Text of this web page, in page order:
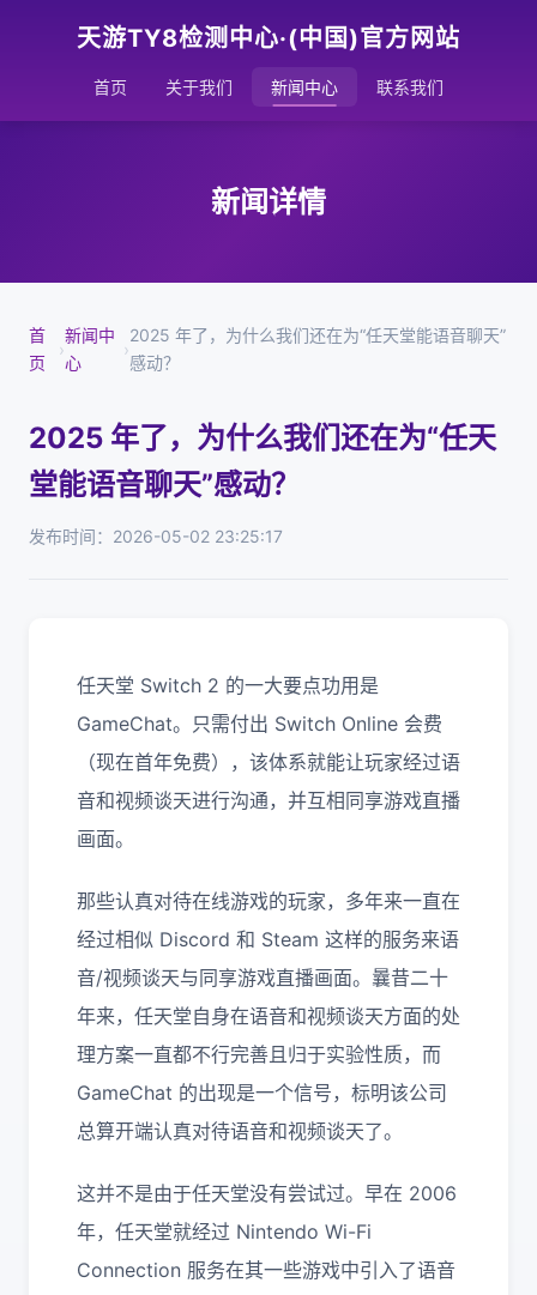
天游TY8检测中心·(中国)官方网站
首页 关于我们 新闻中心 联系我们
新闻详情
首
页
›
新闻中
心
›
2025 年了，为什么我们还在为“任天堂能语音聊天”
感动？
2025 年了，为什么我们还在为“任天
堂能语音聊天”感动？
发布时间：2026-05-02 23:25:17
任天堂 Switch 2 的一大要点功用是
GameChat。只需付出 Switch Online 会费
（现在首年免费），该体系就能让玩家经过语
音和视频谈天进行沟通，并互相同享游戏直播
画面。
那些认真对待在线游戏的玩家，多年来一直在
经过相似 Discord 和 Steam 这样的服务来语
音/视频谈天与同享游戏直播画面。曩昔二十
年来，任天堂自身在语音和视频谈天方面的处
理方案一直都不行完善且归于实验性质，而
GameChat 的出现是一个信号，标明该公司
总算开端认真对待语音和视频谈天了。
这并不是由于任天堂没有尝试过。早在 2006
年，任天堂就经过 Nintendo Wi-Fi
Connection 服务在其一些游戏中引入了语音